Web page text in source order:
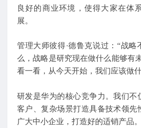
良好的商业环境，使得大家在体
展。
管理大师彼得·德鲁克说过：“战略
么，战略是研究现在做什么能够有
看一看，从今天开始，我们应该做什
研发是华为的核心竞争力。我们不
客户、复杂场景打造具备技术领先
广大中小企业，打造好的适销产品。